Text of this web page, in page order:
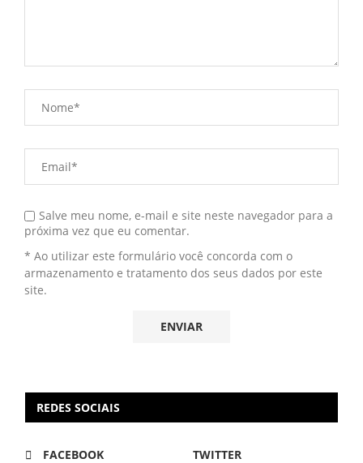
Salve meu nome, e-mail e site neste navegador para a
próxima vez que eu comentar.
* Ao utilizar este formulário você concorda com o
armazenamento e tratamento dos seus dados por este
site.
REDES SOCIAIS
FACEBOOK
TWITTER